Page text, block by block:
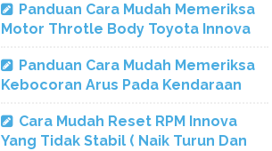
Panduan Cara Mudah Memeriksa
Motor Throtle Body Toyota Innova
Panduan Cara Mudah Memeriksa
Kebocoran Arus Pada Kendaraan
Cara Mudah Reset RPM Innova
Yang Tidak Stabil ( Naik Turun Dan